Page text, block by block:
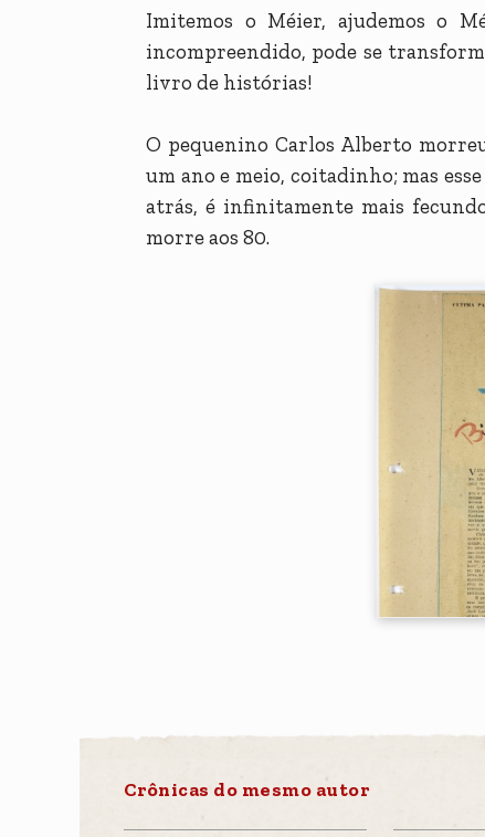
Imitemos o Méier, ajudemos o
incompreendido, pode se
livro de histórias!
O pequenino Carlos Alberto
um ano e meio, coitadinho; mas
atrás, é infinitamente mais
morre aos 80.
Crônicas do mesmo autor